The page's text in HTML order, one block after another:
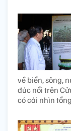
về biển, sông,
đúc nổi trên
có cái nhìn